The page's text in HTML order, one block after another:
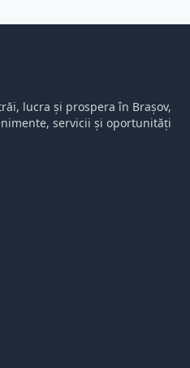
lucra și prospera în Brașov,
servicii și oportunități